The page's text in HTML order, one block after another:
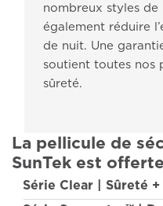
nombreux styles
également réduire
de nuit. Une
soutient toutes nos
sûreté.
La pellicule de
SunTek est
Série Clear | Sûreté